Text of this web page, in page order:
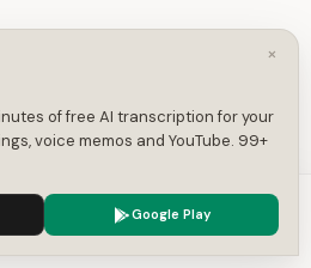
мощное, стремительное.
за одно мгновение. Брюс
Он слегка смещается с
колена в воздухе и направляет
×
of free AI transcription for your
voice memos and YouTube. 99+
Google Play